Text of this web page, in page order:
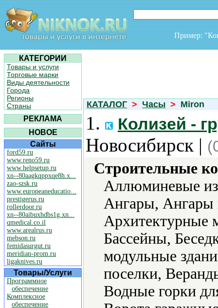
Пример:
КАТЕГОРИИ
Товары и услуги
Торговые марки
Виды деятельности
Города
Регионы
Страны
РЕКЛАМА
НОВОЕ
Сайты
ford59.ru
www.reno59.ru
www.helpsetup.ru
xn--80aagkqppxqe8h.x...
zao-szsk.ru
www.europeaneducatio...
prestigerus.ru
rollerdoor.ru
xn--80aibuxhdbs1g.xn...
qmedical.co.il
www.arealrus.ru
mebson.ru
femidasurgut.ru
meridian-prom.ru
ligaknives.ru
Товары/Услуги
Программное
обеспечение
Комплексное
обеспечение
КАТАЛОГ > Часы > Miron
1. Колизей -
Новосибирск |
Строительные
Аллюминевые
Ангары, Ангары
Архитектурные
Бассейны,
модульные
поселки,
Водные горки